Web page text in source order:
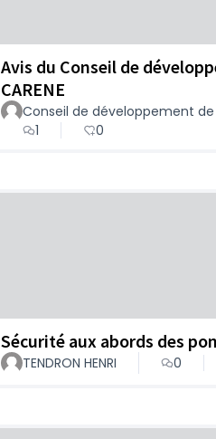
Avis du Conseil de
CARENE
Conseil de développement de
1
0
Sécurité aux abords des
TENDRON HENRI 0